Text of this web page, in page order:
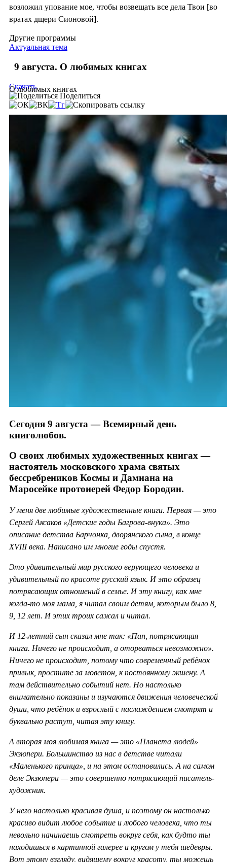
возложил упование мое, чтобы возвещать все дела Твои [во
вратах дщери Сионовой].
Другие программы
Актуальная тема
9 августа. О любимых книгах
О любимых книгах
Скачать
Поделиться
Сегодня 9 августа — Всемирный день
книголюбов.
О своих любимых художественных книгах —
настоятель московского храма святых
бессребреников Космы и Дамиана на
Маросейке протоиерей Федор Бородин.
У меня две любимые художественные книги. Первая — это
Сергей Аксаков «Детские годы Багрова-внука». Это
описание детства Барчонка, дворянского сына, в конце
XVIII века. Написано им многие годы спустя.
Это удивительный мир русского верующего человека и
удивительный по красоте русский язык. И это образец
потрясающих отношений в семье. И эту книгу, как мне
когда-то моя мама, я читал своим детям, которым было 8,
9, 12 лет. И этих троих сажал и читал.
И 12-летний сын сказал мне так: «Пап, потрясающая
книга. Ничего не происходит, а оторваться невозможно».
Ничего не происходит, потому что современный ребёнок
привык, простите за моветон, к постоянному экшену. А
там действительно событий нет. Но настолько
внимательно показаны и изучаются движения человеческой
души, что ребёнок и взрослый с наслаждением смотрят и
буквально растут, читая эту книгу.
А вторая моя любимая книга — это «Планета людей»
Экзюпери. Большинство из нас в детстве читали
«Маленького принца», и на этом остановились. А на самом
деле Экзюпери — это совершенно потрясающий писатель-
художник.
У него настолько красивая душа, и поэтому он настолько
красиво видит любое событие и любого человека, что ты
невольно начинаешь смотреть вокруг себя, как будто ты
находишься в картинной галерее и кругом у тебя шедевры.
Вот этому взгляду, видящему вокруг красоту, ты можешь